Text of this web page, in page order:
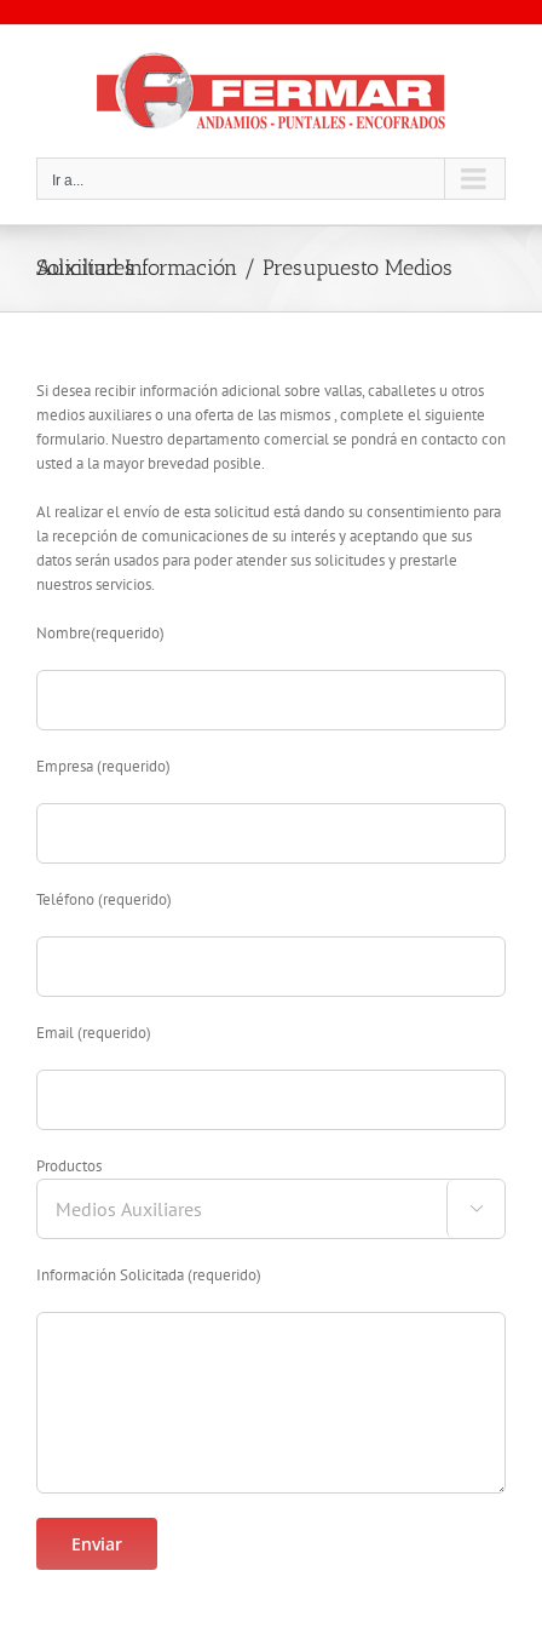
Ir a...
Solicitud Información / Presupuesto Medios Auxiliares
Si desea recibir información adicional sobre vallas, caballetes u otros
medios auxiliares o una oferta de las mismos , complete el siguiente
formulario. Nuestro departamento comercial se pondrá en contacto con
usted a la mayor brevedad posible.
Al realizar el envío de esta solicitud está dando su consentimiento para
la recepción de comunicaciones de su interés y aceptando que sus
datos serán usados para poder atender sus solicitudes y prestarle
nuestros servicios.
Nombre(requerido)
Empresa (requerido)
Teléfono (requerido)
Email (requerido)
Productos

Información Solicitada (requerido)